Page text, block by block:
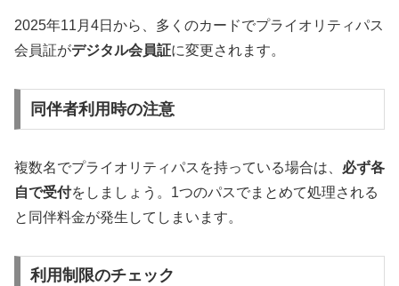
2025年11月4日から、多くのカードでプライオリティパス
会員証がデジタル会員証に変更されます。
同伴者利用時の注意
複数名でプライオリティパスを持っている場合は、 必ず各
自で受付をしましょう。1つのパスでまとめて処理される
と同伴料金が発生してしまいます。
利用制限のチェック